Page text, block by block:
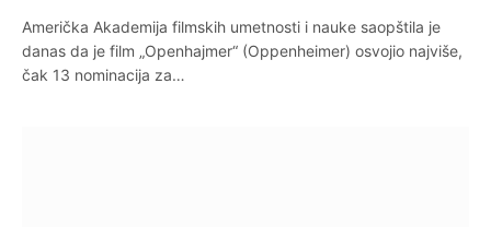
Američka Akademija filmskih umetnosti i nauke saopštila je
danas da je film „Openhajmer“ (Oppenheimer) osvojio najviše,
čak 13 nominacija za…